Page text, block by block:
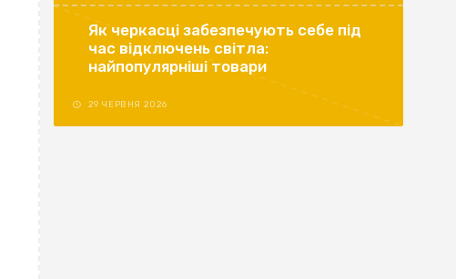
Як черкасці забезпечують себе під
час відключень світла:
найпопулярніші товари
29 ЧЕРВНЯ 2026